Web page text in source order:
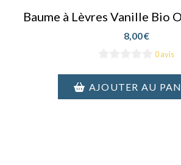
Baume à Lèvres Vanille Bio
8,00€
0 avis
AJOUTER AU